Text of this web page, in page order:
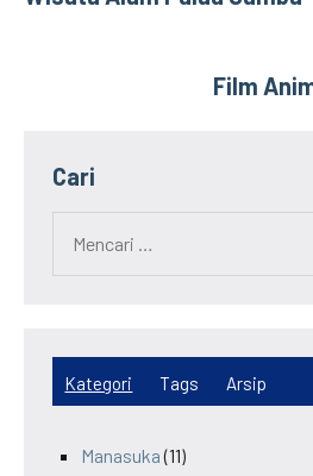
Film
Cari
Kategori Tags Arsip
Manasuka (11)